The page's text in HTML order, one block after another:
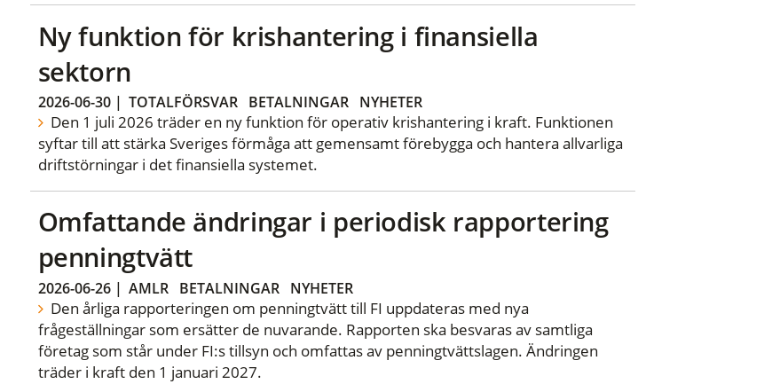
Ny funktion för krishantering i finansiella
sektorn
2026-06-30| TOTALFÖRSVAR BETALNINGAR NYHETER
Den 1 juli 2026 träder en ny funktion för operativ krishantering i kraft. Funktionen
syftar till att stärka Sveriges förmåga att gemensamt förebygga och hantera allvarliga
driftstörningar i det finansiella systemet.
Omfattande ändringar i periodisk rapportering
penningtvätt
2026-06-26| AMLR BETALNINGAR NYHETER
Den årliga rapporteringen om penningtvätt till FI uppdateras med nya
frågeställningar som ersätter de nuvarande. Rapporten ska besvaras av samtliga
företag som står under FI:s tillsyn och omfattas av penningtvättslagen. Ändringen
träder i kraft den 1 januari 2027.